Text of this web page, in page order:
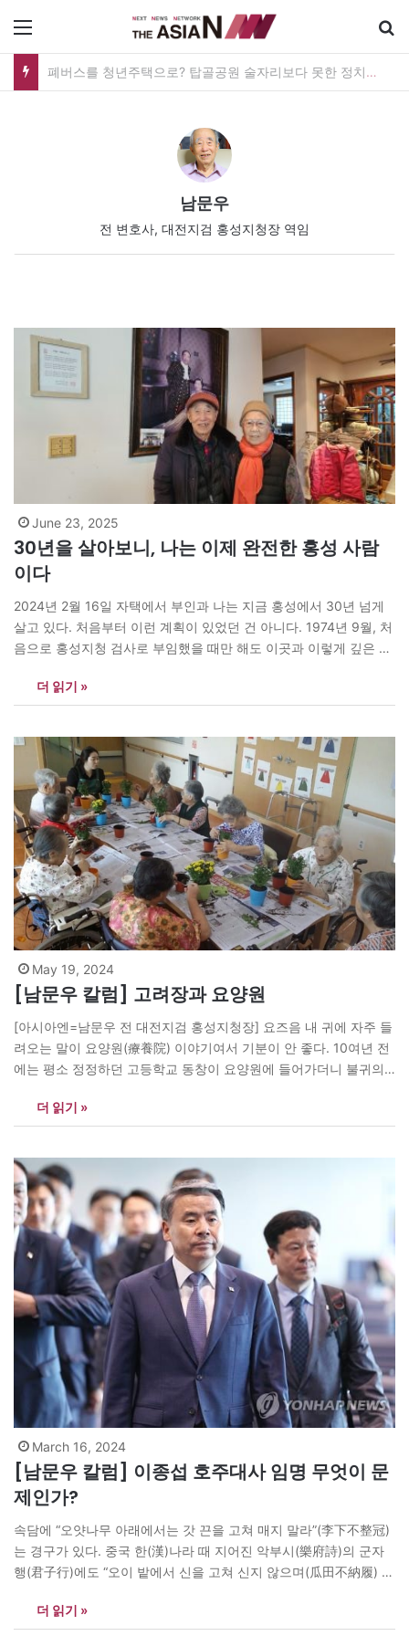
폐버스를 청년주택으로? 탑골공원 술자리보다 못한 정치의 상상력
남문우
전 변호사, 대전지검 홍성지청장 역임
June 23, 2025
30년을 살아보니, 나는 이제 완전한 홍성 사람
이다
2024년 2월 16일 자택에서 부인과 나는 지금 홍성에서 30년 넘게
살고 있다. 처음부터 이런 계획이 있었던 건 아니다. 1974년 9월, 처
음으로 홍성지청 검사로 부임했을 때만 해도 이곳과 이렇게 깊은 인
1993년 9월, 정년을 1년 앞두고 다시 홍성지청장으로 돌아왔다. 그
리고 퇴직 후에는…
더 읽기 »
May 19, 2024
[남문우 칼럼] 고려장과 요양원
[아시아엔=남문우 전 대전지검 홍성지청장] 요즈음 내 귀에 자주 들
려오는 말이 요양원(療養院) 이야기여서 기분이 안 좋다. 10여년 전
에는 평소 정정하던 고등학교 동창이 요양원에 들어가더니 불귀의
양비를 내며 13년 동안 식물인간으로 누워 있다가 세상을 떠났다.
더 읽기 »
March 16, 2024
[남문우 칼럼] 이종섭 호주대사 임명 무엇이 문
제인가?
속담에 “오얏나무 아래에서는 갓 끈을 고쳐 매지 말라”(李下不整冠)
는 경구가 있다. 중국 한(漢)나라 때 지어진 악부시(樂府詩)의 군자
행(君子行)에도 “오이 밭에서 신을 고쳐 신지 않으며(瓜田不納履) 오
있다. 개인의 사생활이나 공직자의 공무수행에도 똑같이 적용되는
더 읽기 »